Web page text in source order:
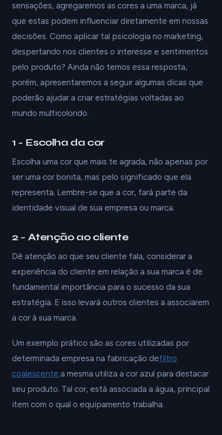
sensações, agregaremos as cores a uma marca, já
que estas podem influenciar diretamente em nossas
decisões. Como aplicar tal psicologia no marketing,
despertando nos clientes o interesse e sentimentos
pelo produto? Ainda não temos essa resposta,
porém, apresentaremos a seguir algumas dicas que
poderão ajudar a criar estratégias voltadas ao
mundo multicolorido.
1 - Escolha da cor
Escolha uma cor que mais te agrada, não apenas por
ser uma cor bonita, mas pelo significado que ela
representa. Lembre-se que a cor, fará parte da
identidade visual de sua empresa ou marca.
2 - Atenção ao cliente
Dê atenção ao que seu cliente fala, considerar a
experiência do cliente em relação a sua marca é de
fundamental importância para o sucesso da sua
estratégia. E isso levará outros clientes a associarem
a cor à sua marca.
Um exemplo prático são as cores utilizadas por
determinada empresa na fabricação defiltro
coalescente,a mesma utiliza a cor azul para destacar
seu produto. Tal cor, está associada a água, principal
item com o qual o equipamento trabalha.